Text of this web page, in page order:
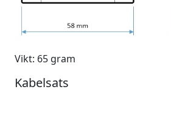
Vikt: 65 gram
Kabelsats